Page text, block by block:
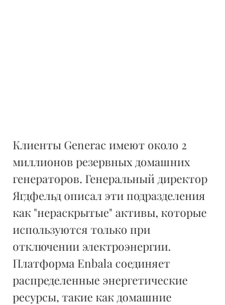
Клиенты Generac имеют около 2
миллионов резервных домашних
генераторов. Генеральный директор
Ягдфельд описал эти подразделения
как "нераскрытые" активы, которые
используются только при
отключении электроэнергии.
Платформа Enbala соединяет
распределенные энергетические
ресурсы, такие как домашние